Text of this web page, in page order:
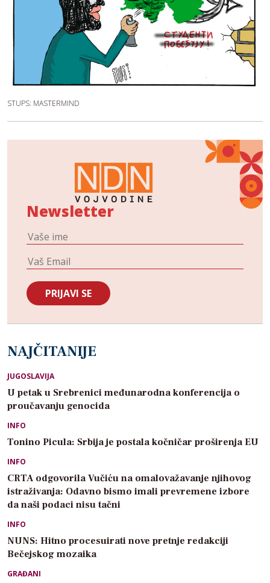
STUPS: MASTERMIND
Newsletter
NAJČITANIJE
JUGOSLAVIJA
U petak u Srebrenici međunarodna konferencija o
proučavanju genocida
INFO
Tonino Picula: Srbija je postala kočničar proširenja EU
INFO
CRTA odgovorila Vučiću na omalovažavanje njihovog
istraživanja: Odavno bismo imali prevremene izbore
da naši podaci nisu tačni
INFO
NUNS: Hitno procesuirati nove pretnje redakciji
Bečejskog mozaika
GRAĐANI